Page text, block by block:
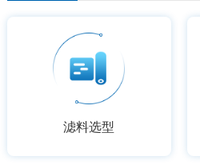
滤料选型